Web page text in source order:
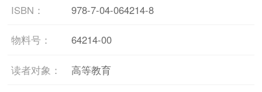
ISBN： 978-7-04-064214-8
物料号： 64214-00
读者对象： 高等教育